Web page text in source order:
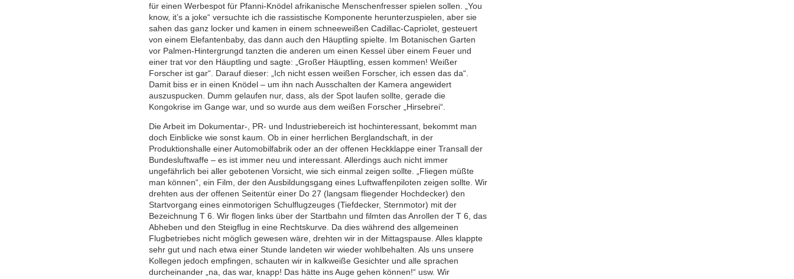
für einen Werbespot für Pfanni-Knödel afrikanische Menschenfresser spielen sollen. „You
know, it’s a joke“ versuchte ich die rassistische Komponente herunterzuspielen, aber sie
sahen das ganz locker und kamen in einem schneeweißen Cadillac-Capriolet, gesteuert
von einem Elefantenbaby, das dann auch den Häuptling spielte. Im Botanischen Garten
vor Palmen-Hintergrungd tanzten die anderen um einen Kessel über einem Feuer und
einer trat vor den Häuptling und sagte: „Großer Häuptling, essen kommen! Weißer
Forscher ist gar“. Darauf dieser: „Ich nicht essen weißen Forscher, ich essen das da“.
Damit biss er in einen Knödel – um ihn nach Ausschalten der Kamera angewidert
auszuspucken. Dumm gelaufen nur, dass, als der Spot laufen sollte, gerade die
Kongokrise im Gange war, und so wurde aus dem weißen Forscher „Hirsebrei“.
Die Arbeit im Dokumentar-, PR- und Industriebereich ist hochinteressant, bekommt man
doch Einblicke wie sonst kaum. Ob in einer herrlichen Berglandschaft, in der
Produktionshalle einer Automobilfabrik oder an der offenen Heckklappe einer Transall der
Bundesluftwaffe – es ist immer neu und interessant. Allerdings auch nicht immer
ungefährlich bei aller gebotenen Vorsicht, wie sich einmal zeigen sollte. „Fliegen müßte
man können“, ein Film, der den Ausbildungsgang eines Luftwaffenpiloten zeigen sollte. Wir
drehten aus der offenen Seitentür einer Do 27 (langsam fliegender Hochdecker) den
Startvorgang eines einmotorigen Schulflugzeuges (Tiefdecker, Sternmotor) mit der
Bezeichnung T 6. Wir flogen links über der Startbahn und filmten das Anrollen der T 6, das
Abheben und den Steigflug in eine Rechtskurve. Da dies während des allgemeinen
Flugbetriebes nicht möglich gewesen wäre, drehten wir in der Mittagspause. Alles klappte
sehr gut und nach etwa einer Stunde landeten wir wieder wohlbehalten. Als uns unsere
Kollegen jedoch empfingen, schauten wir in kalkweiße Gesichter und alle sprachen
durcheinander „na, das war, knapp! Das hätte ins Auge gehen können!“ usw. Wir